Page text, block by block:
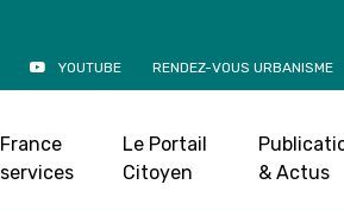
YOUTUBE RENDEZ-VOUS URBANISME
France
services
Le Portail
Citoyen
& Actus
Accueil»Agenda